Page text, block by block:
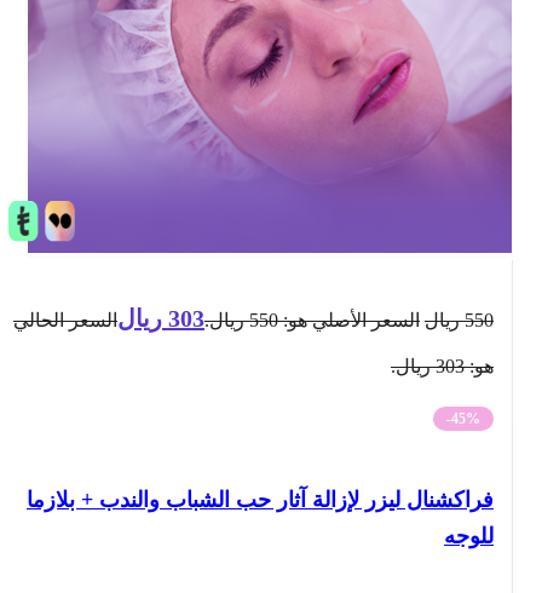
ريال السعر الأصلي هو: 550 ريال. 303 ريال السعر الحالي
-45%
فراكشنال ليزر لإزالة آثار حب الشباب والندب + بلازما
للوجه